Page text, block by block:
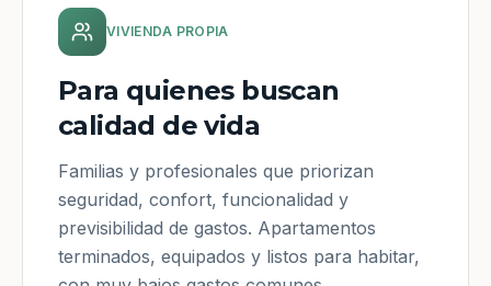
VIVIENDA PROPIA
Para quienes buscan
calidad de vida
Familias y profesionales que priorizan
seguridad, confort, funcionalidad y
previsibilidad de gastos. Apartamentos
terminados, equipados y listos para habitar,